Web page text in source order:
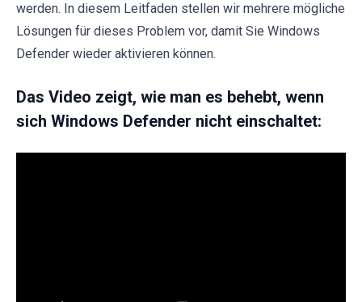
werden. In diesem Leitfaden stellen wir mehrere mögliche
Lösungen für dieses Problem vor, damit Sie Windows
Defender wieder aktivieren können.
Das Video zeigt, wie man es behebt, wenn
sich Windows Defender nicht einschaltet: